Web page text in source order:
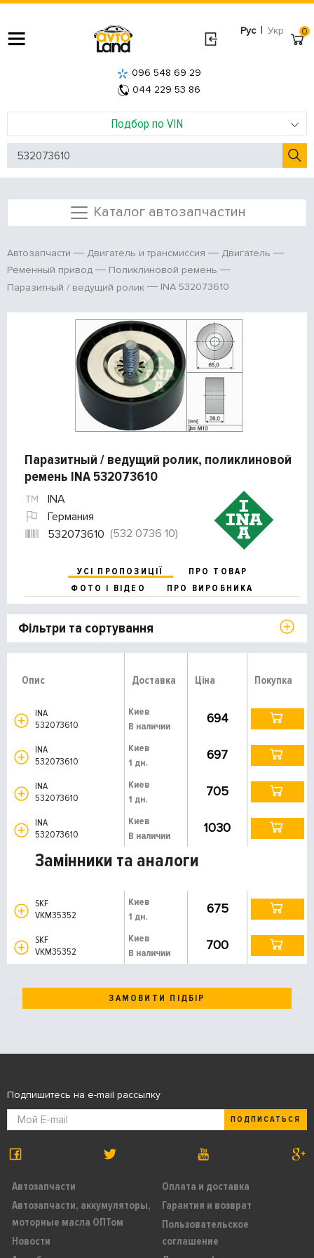
Рус | Укр
Подбор по VIN
096 548 69 29
044 229 53 86
0
Каталог автозапчастин
Автозапчасти Двигатель и трансмиссия
Двигатель
Ременный привод
Поликлиновой ремень
Паразитный / ведущий ролик
INA 532073610
Паразитный / ведущий ролик, поликлиновой
ремень INA 532073610
INA
Германия
532073610 (532 0736 10)
УСІ ПРОПОЗИЦІЇ
ПРО ТОВАР
ФОТО І ВІДЕО
ПРО ВИРОБНИКА
Фільтри та сортування
Опис Доставка Ціна Покупка
INA
532073610
Киев
В наличии
694
INA
532073610
Киев
1 дн.
697
INA
532073610
Киев
1 дн.
705
INA
532073610
Киев
В наличии
1030
Замінники та аналоги
SKF
VKM35352
Киев
1 дн.
675
SKF
VKM35352
Киев
В наличии
700
ЗАМОВИТИ ПІДБІР
Автозапчасти
Автозапчасти, аккумуляторы,
моторные масла ОПТом
Новости
Оплата и доставка
Гарантия и возврат
Пользовательское
соглашение
Подпишитесь на e-mail рассылку
ПОДПИСАТЬСЯ